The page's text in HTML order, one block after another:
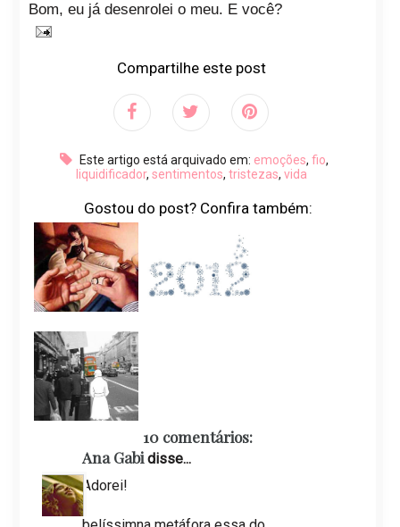
Bom, eu já desenrolei o meu. E você?
Compartilhe este post
Este artigo está arquivado em: emoções, fio,
liquidificador, sentimentos, tristezas, vida
Gostou do post? Confira também:
10 comentários:
Ana Gabidisse...
Adorei!